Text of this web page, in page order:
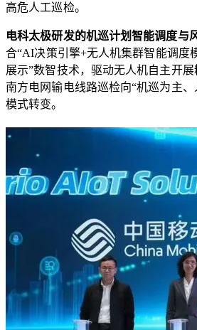
高危人工巡检。
电科太极研发的机巡计划智能调度与
合“AI决策引擎+无人机集群智能调度
展示”数智技术，驱动无人机自主开
南方电网输电线路巡检向“机巡为主
模式转变。